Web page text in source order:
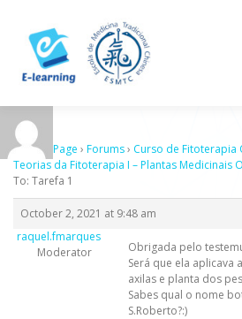
content
HOME
Sample Page › Forums› Curso de Fitoterapia
Teorias da Fitoterapia I – Plantas Medicinais
To: Tarefa 1
October 2, 2021 at 9:48 am
raquel.fmarques
Moderator
Obrigada pelo
Será que ela aplicava
axilas e planta dos
Sabes qual o nome
S.Roberto?:)